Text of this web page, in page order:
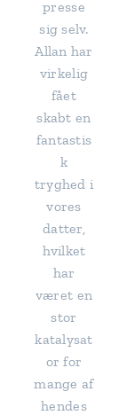
presse
sig selv.
Allan har
virkelig
fået
skabt en
fantastis
k
tryghed i
vores
datter,
hvilket
har
været en
stor
katalysat
or for
mange af
hendes